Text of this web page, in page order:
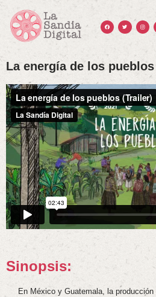
La energía de los pueblos
Sinopsis:
En México y Guatemala, la